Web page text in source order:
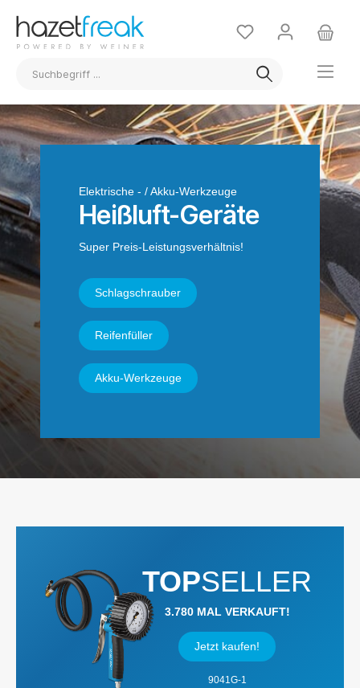
Elektrische - / Akku-Werkzeuge
Heißluft-Geräte
Super Preis-Leistungsverhältnis!
Schlagschrauber
Reifenfüller
Akku-Werkzeuge
TOPSELLER
3.780 MAL VERKAUFT!
Jetzt kaufen!
9041G-1